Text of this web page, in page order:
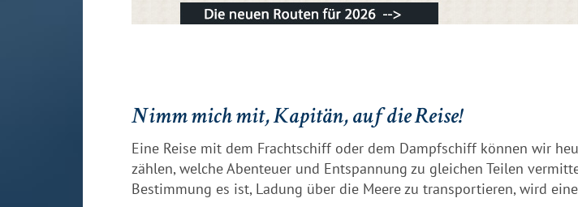
Nimm mich mit, Kapitän, auf die Reise!
Eine Reise mit dem Frachtschiff oder dem Dampfschiff können wir
zählen, welche Abenteuer und Entspannung zu gleichen Teilen
Bestimmung es ist, Ladung über die Meere zu transportieren, wird